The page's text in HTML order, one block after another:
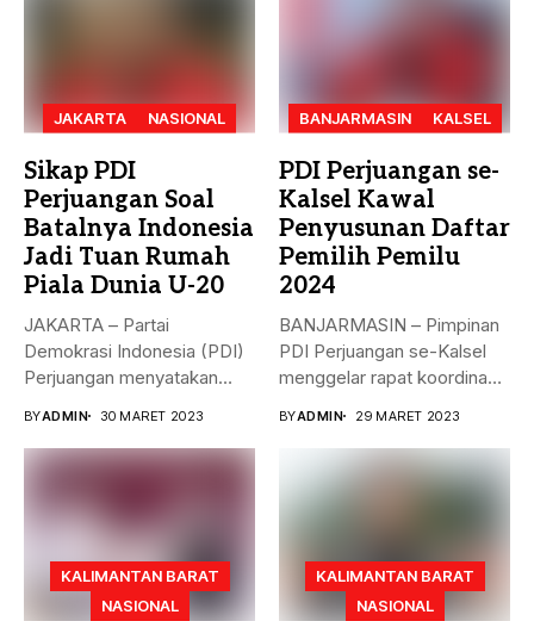
JAKARTA NASIONAL
Sikap PDI
Perjuangan Soal
Batalnya Indonesia
Jadi Tuan Rumah
Piala Dunia U-20
JAKARTA – Partai
Demokrasi Indonesia (PDI)
Perjuangan menyatakan
BYADMIN 30 MARET 2023
BANJARMASIN KALSEL
PDI Perjuangan se-
Kalsel Kawal
Penyusunan Daftar
Pemilih Pemilu
2024
BANJARMASIN – Pimpinan
PDI Perjuangan se-Kalsel
menggelar rapat koordinasi
BYADMIN 29 MARET 2023
KALIMANTAN BARAT
NASIONAL
KALIMANTAN BARAT
NASIONAL